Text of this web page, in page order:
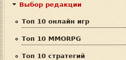
Выбор редакции
Топ 10 онлайн игр
Топ 10 MMORPG
Топ 10 стратегий